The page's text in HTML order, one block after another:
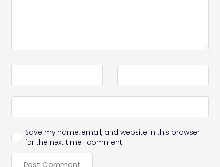
Save my name, email, and website in this browser
for the next time I comment.